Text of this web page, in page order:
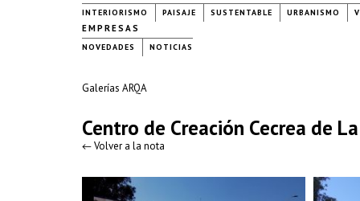
INTERIORISMO PAISAJE SUSTENTABLE URBANISMO
EMPRESAS
NOVEDADES NOTICIAS
Galerías ARQA
Centro de Creación Cecrea de
← Volver a la nota